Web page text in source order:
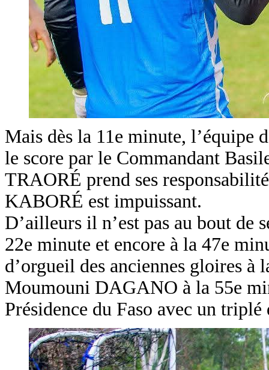
Mais dès la 11e minute, l’équipe
le score par le Commandant
TRAORÉ prend ses
KABORÉ est impuissant.
D’ailleurs il n’est pas au bout de
22e minute et encore à la 47e
d’orgueil des anciennes gloires
Moumouni DAGANO à la 55e
Présidence du Faso avec un